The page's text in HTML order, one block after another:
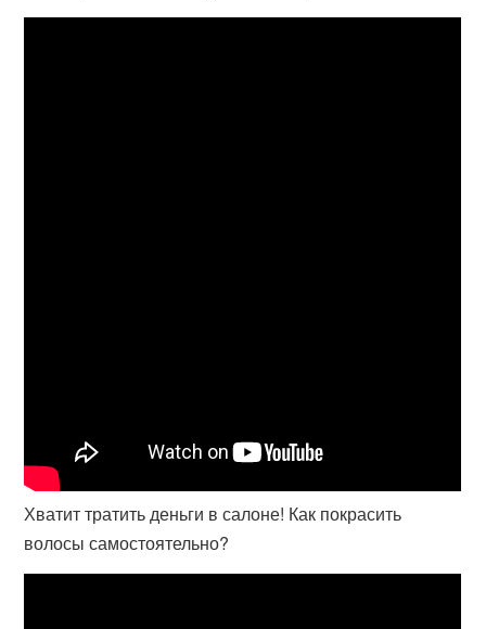
Хватит тратить деньги в салоне! Как покрасить
волосы самостоятельно?